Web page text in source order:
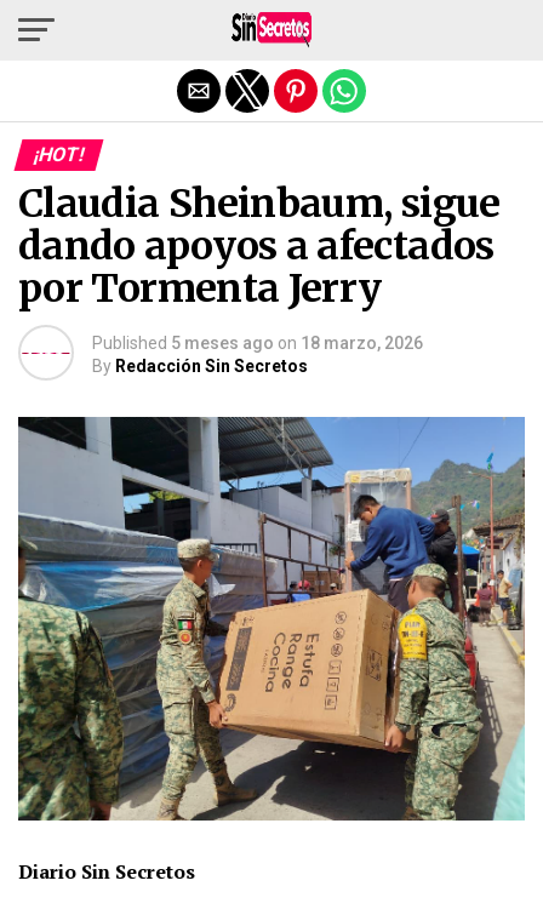
¡HOT!
Claudia Sheinbaum, sigue
dando apoyos a afectados
por Tormenta Jerry
Published 5 meses ago on 18 marzo, 2026
By Redacción Sin Secretos
Diario Sin Secretos
Salir de la versión móvil